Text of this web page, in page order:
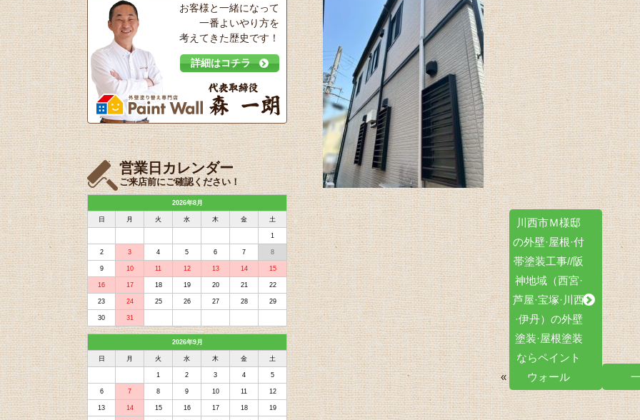
«
川西市Ｍ様邸
の外壁·屋根·付
帯塗装工事//阪
神地域（西宮·
芦屋·宝塚·川西
·伊丹）の外壁
塗装·屋根塗装
ならペイント
ウォール
お客様と一緒になって
一番よいやり方を
考えてきた歴史です！
詳細はコチラ
営業日カレンダー
ご来店前にご確認ください！
2026年8月
日 月 火 水 木 金 土
1
2 3 4 5 6 7 8
9 10 11 12 13 14 15
16 17 18 19 20 21 22
23 24 25 26 27 28 29
30 31
2026年9月
日 月 火 水 木 金 土
1 2 3 4 5
6 7 8 9 10 11 12
13 14 15 16 17 18 19